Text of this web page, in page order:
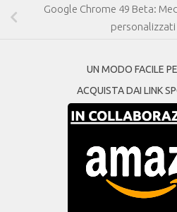
Google Chrome 49 Beta:
personalizzati
UN MODO FACILE
ACQUISTA DAI LINK